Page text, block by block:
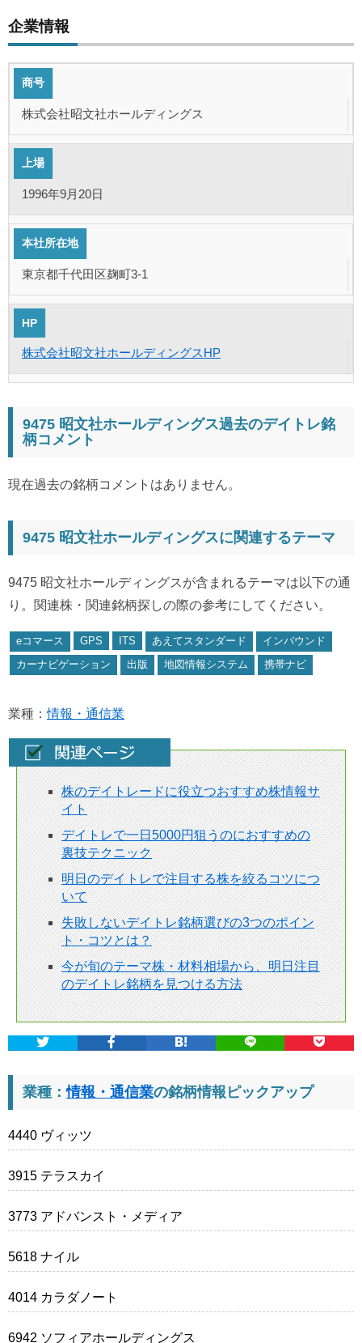
企業情報
商号
株式会社昭文社ホールディングス
上場
1996年9月20日
本社所在地
東京都千代田区麹町3-1
HP
株式会社昭文社ホールディングスHP
9475 昭文社ホールディングス過去のデイトレ銘
柄コメント
現在過去の銘柄コメントはありません。
9475 昭文社ホールディングスに関連するテーマ
9475 昭文社ホールディングスが含まれるテーマは以下の通
り。関連株・関連銘柄探しの際の参考にしてください。
eコマース GPS ITS あえてスタンダード
インバウンド
カーナビゲーション
出版 地図情報システム 携帯ナビ
業種：情報・通信業
株のデイトレードに役立つおすすめ株情報サ
イト
デイトレで一日5000円狙うのにおすすめの
裏技テクニック
明日のデイトレで注目する株を絞るコツにつ
いて
失敗しないデイトレ銘柄選びの3つのポイン
ト・コツとは？
今が旬のテーマ株・材料相場から、明日注目
のデイトレ銘柄を見つける方法
業種：情報・通信業の銘柄情報ピックアップ
4440 ヴィッツ
3915 テラスカイ
3773 アドバンスト・メディア
5618 ナイル
4014 カラダノート
6942 ソフィアホールディングス